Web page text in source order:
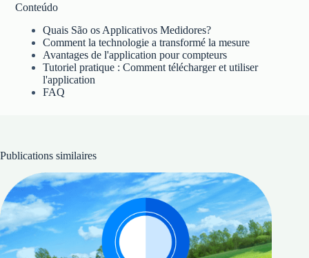
Conteúdo
Quais São os Applicativos Medidores?
Comment la technologie a transformé la mesure
Avantages de l'application pour compteurs
Tutoriel pratique : Comment télécharger et utiliser
l'application
FAQ
Publications similaires